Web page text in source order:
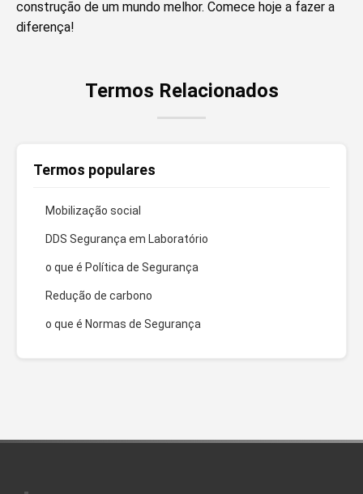
construção de um mundo melhor. Comece hoje a fazer a
diferença!
Termos Relacionados
Termos populares
Mobilização social
DDS Segurança em Laboratório
o que é Política de Segurança
Redução de carbono
o que é Normas de Segurança